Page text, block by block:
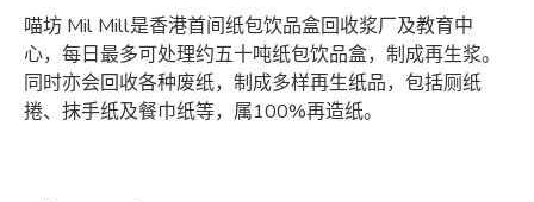
喵坊 Mil Mill是香港首间纸包饮品盒回收浆厂及教育中
心，每日最多可处理约五十吨纸包饮品盒，制成再生浆。
同时亦会回收各种废纸，制成多样再生纸品，包括厕纸
捲、抹手纸及餐巾纸等，属100%再造纸。